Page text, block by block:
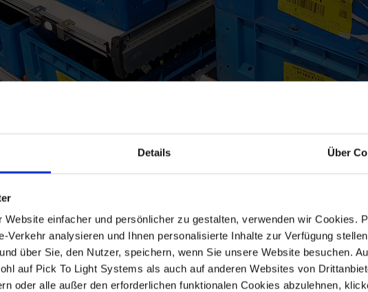
Details Über
Website einfacher und persönlicher zu gestalten, verwenden wir Cookies.
Verkehr analysieren und Ihnen personalisierte Inhalte zur Verfügung
über Sie, den Nutzer, speichern, wenn Sie unsere Website besuchen.
auf Pick To Light Systems als auch auf anderen Websites von
oder alle außer den erforderlichen funktionalen Cookies abzulehnen,
ermöglichen ein einfaches
das
Verbrauchskontrolle
Unsere Systeme tragen zur Erhöhung
der Qualität und zur Verkürzung der
Lieferzeiten bei.